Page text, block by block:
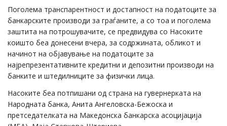
Поголема транспарентност и достапност на податоците за
банкарските производи за граѓаните, а со тоа и поголема
заштита на потрошувачите, се предвидува со Насоките
коишто беа донесени вчера, за содржината, обликот и
начинот на објавување на податоците за
најрепрезентативните кредитни и депозитни производи на
банките и штедилниците за физички лица.
Насоките беа потпишани од страна на гувернерката на
Народната банка, Анита Ангеловска-Бежоска и
претседателката на Македонска банкарска асоцијација